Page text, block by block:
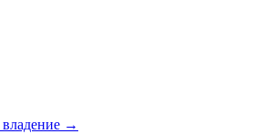
владение →